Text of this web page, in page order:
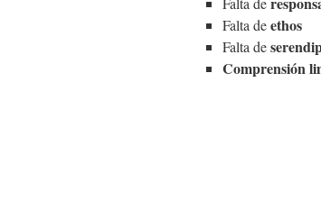
Falta deethos
Falta de
Comprensión